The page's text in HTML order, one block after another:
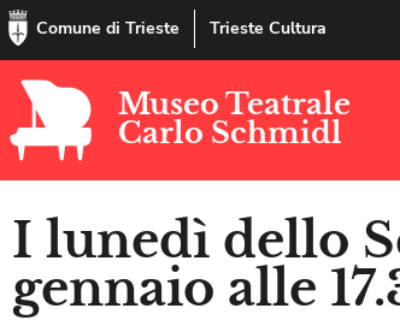
Comune di Trieste Trieste Cultura
Museo Teatrale
Carlo Schmidl
I lunedì dello
gennaio alle